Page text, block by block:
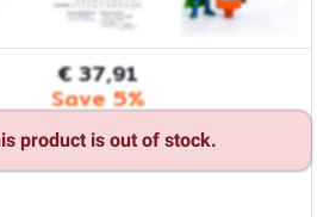
€ 37,91
Save 5%
product is out of stock.